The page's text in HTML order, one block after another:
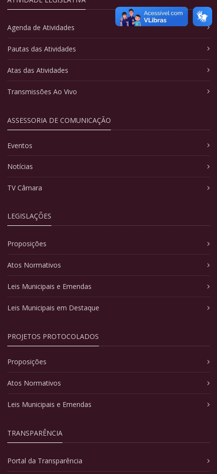
Agenda de Atividades
Pautas das Atividades
Atas das Atividades
Transmissões Ao Vivo
ASSESSORIA DE COMUNICAÇÃO
Eventos
Notícias
TV Câmara
LEGISLAÇÕES
Proposições
Atos Normativos
Leis Municipais e Emendas
Leis Municipais em Destaque
PROJETOS PROTOCOLADOS
Proposições
Atos Normativos
Leis Municipais e Emendas
TRANSPARÊNCIA
Portal da Transparência